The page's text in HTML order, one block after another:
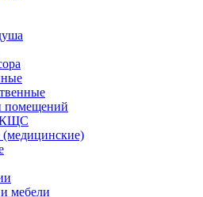
помещений
КЩС
(медицинские)
мебели